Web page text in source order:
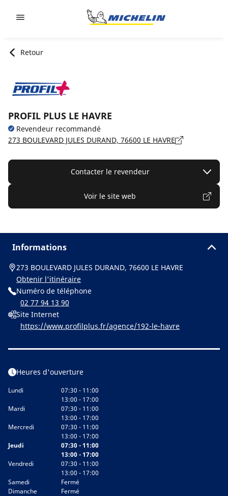
Retour
PROFIL PLUS LE HAVRE
Revendeur recommandé
273 BOULEVARD JULES DURAND, 76600 LE HAVRE
Contacter le revendeur
Voir le site web
Informations
273 BOULEVARD JULES DURAND, 76600 LE HAVRE
Obtenir l'itinéraire
Numéro de téléphone
02 77 94 13 90
Site Internet
https://www.profilplus.fr/agence/192-le-havre
Heures d'ouverture
Lundi
07:30 - 11:00
13:00 - 17:00
Mardi
07:30 - 11:00
13:00 - 17:00
Mercredi
07:30 - 11:00
13:00 - 17:00
Jeudi
07:30 - 11:00
13:00 - 17:00
Vendredi
07:30 - 11:00
13:00 - 17:00
Samedi
Fermé
Dimanche
Fermé